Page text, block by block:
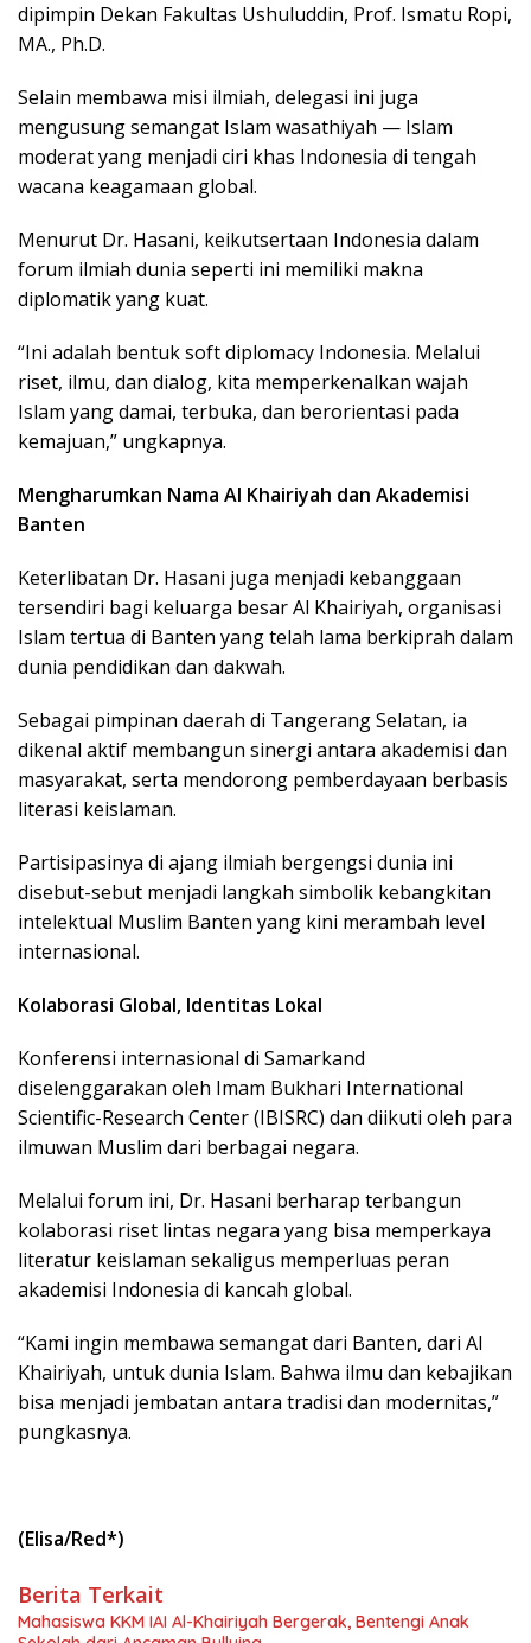
dipimpin Dekan Fakultas Ushuluddin, Prof. Ismatu Ropi,
MA., Ph.D.
Selain membawa misi ilmiah, delegasi ini juga
mengusung semangat Islam wasathiyah — Islam
moderat yang menjadi ciri khas Indonesia di tengah
wacana keagamaan global.
Menurut Dr. Hasani, keikutsertaan Indonesia dalam
forum ilmiah dunia seperti ini memiliki makna
diplomatik yang kuat.
“Ini adalah bentuk soft diplomacy Indonesia. Melalui
riset, ilmu, dan dialog, kita memperkenalkan wajah
Islam yang damai, terbuka, dan berorientasi pada
kemajuan,” ungkapnya.
Mengharumkan Nama Al Khairiyah dan Akademisi
Banten
Keterlibatan Dr. Hasani juga menjadi kebanggaan
tersendiri bagi keluarga besar Al Khairiyah, organisasi
Islam tertua di Banten yang telah lama berkiprah dalam
dunia pendidikan dan dakwah.
Sebagai pimpinan daerah di Tangerang Selatan, ia
dikenal aktif membangun sinergi antara akademisi dan
masyarakat, serta mendorong pemberdayaan berbasis
literasi keislaman.
Partisipasinya di ajang ilmiah bergengsi dunia ini
disebut-sebut menjadi langkah simbolik kebangkitan
intelektual Muslim Banten yang kini merambah level
internasional.
Kolaborasi Global, Identitas Lokal
Konferensi internasional di Samarkand
diselenggarakan oleh Imam Bukhari International
Scientific-Research Center (IBISRC) dan diikuti oleh para
ilmuwan Muslim dari berbagai negara.
Melalui forum ini, Dr. Hasani berharap terbangun
kolaborasi riset lintas negara yang bisa memperkaya
literatur keislaman sekaligus memperluas peran
akademisi Indonesia di kancah global.
“Kami ingin membawa semangat dari Banten, dari Al
Khairiyah, untuk dunia Islam. Bahwa ilmu dan kebajikan
bisa menjadi jembatan antara tradisi dan modernitas,”
pungkasnya.
(Elisa/Red*)
Berita Terkait
Mahasiswa KKM IAI Al-Khairiyah Bergerak, Bentengi Anak